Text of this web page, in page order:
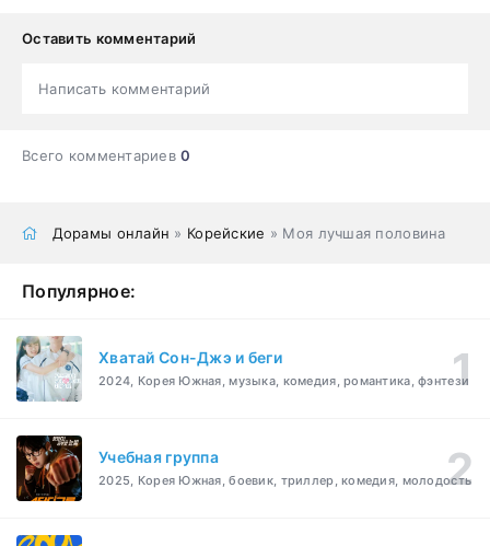
Оставить комментарий
Написать комментарий
Всего комментариев0
Дорамы онлайн » Корейские » Моя лучшая половина
Популярное:
Хватай Сон-Джэ и беги
2024, Корея Южная, музыка, комедия, романтика, фэнтези
Учебная группа
2025, Корея Южная, боевик, триллер, комедия, молодость